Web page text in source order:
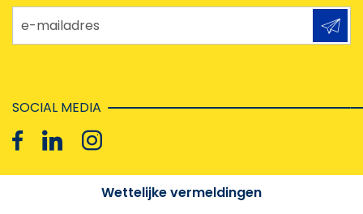
e-mailadres
SOCIAL MEDIA
Wettelijke vermeldingen